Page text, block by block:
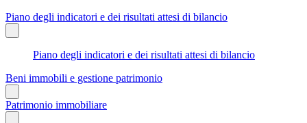
Piano degli indicatori e dei risultati attesi di bilancio
Piano degli indicatori e dei risultati attesi di bilancio
Beni immobili e gestione patrimonio
Patrimonio immobiliare